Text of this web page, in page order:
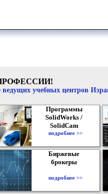
ведущих учебных центров
Программы
SolidWorks /
SolidCam
подробнее >>
Биржевые
брокеры
подробнее >>